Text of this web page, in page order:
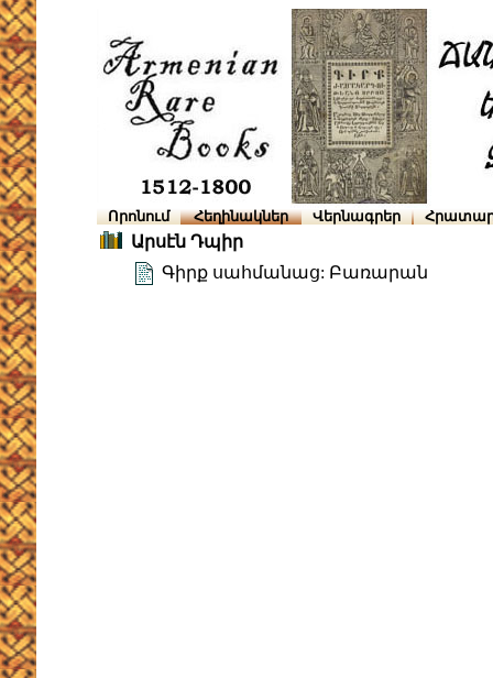
Որոնում Հեղինակներ Վերնագրեր
Արսէն Դպիր
Գիրք սահմանաց: Բառարան